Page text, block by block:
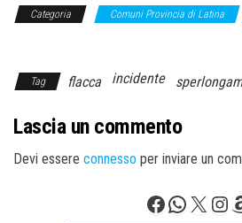
Categoria Comuni Provincia di Latina
Tag flacca incidente
Lascia un commento
Devi essere connesso per inviare un
Facebook
X